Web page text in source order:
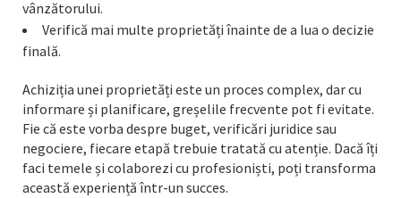
vânzătorului.
Verifică mai multe proprietăți înainte de a lua o decizie
finală.
Achiziția unei proprietăți este un proces complex, dar cu
informare și planificare, greșelile frecvente pot fi evitate.
Fie că este vorba despre buget, verificări juridice sau
negociere, fiecare etapă trebuie tratată cu atenție. Dacă îți
faci temele și colaborezi cu profesioniști, poți transforma
această experiență într-un succes.